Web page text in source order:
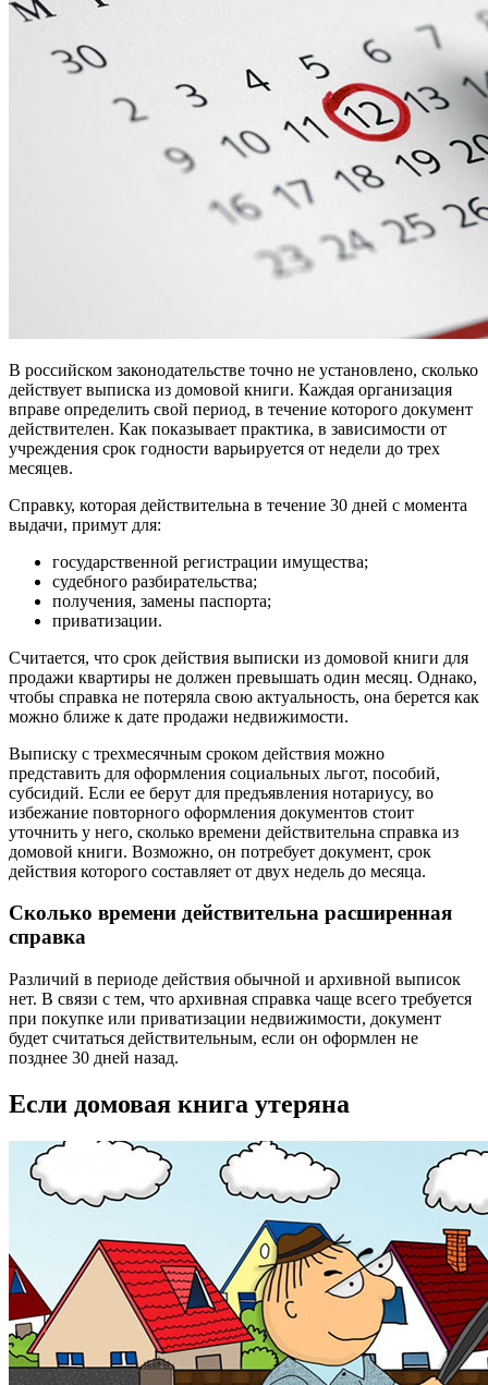
В российском законодательстве точно не установлено, сколько
действует выписка из домовой книги. Каждая организация
вправе определить свой период, в течение которого документ
действителен. Как показывает практика, в зависимости от
учреждения срок годности варьируется от недели до трех
месяцев.
Справку, которая действительна в течение 30 дней с момента
выдачи, примут для:
государственной регистрации имущества;
судебного разбирательства;
получения, замены паспорта;
приватизации.
Считается, что срок действия выписки из домовой книги для
продажи квартиры не должен превышать один месяц. Однако,
чтобы справка не потеряла свою актуальность, она берется как
можно ближе к дате продажи недвижимости.
Выписку с трехмесячным сроком действия можно
представить для оформления социальных льгот, пособий,
субсидий. Если ее берут для предъявления нотариусу, во
избежание повторного оформления документов стоит
уточнить у него, сколько времени действительна справка из
домовой книги. Возможно, он потребует документ, срок
действия которого составляет от двух недель до месяца.
Сколько времени действительна расширенная
справка
Различий в периоде действия обычной и архивной выписок
нет. В связи с тем, что архивная справка чаще всего требуется
при покупке или приватизации недвижимости, документ
будет считаться действительным, если он оформлен не
позднее 30 дней назад.
Если домовая книга утеряна